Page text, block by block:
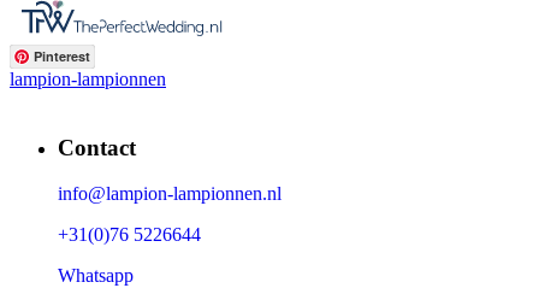
Pinterest
lampion-lampionnen
Contact
info@lampion-lampionnen.nl
+31(0)76 5226644
Whatsapp